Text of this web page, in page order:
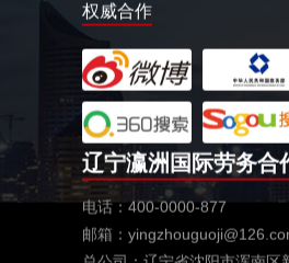
日本-电
新西兰-
新西兰保
赴新西
权威合作
辽宁瀛洲国际劳务合
电话：400-0000-877
邮箱：